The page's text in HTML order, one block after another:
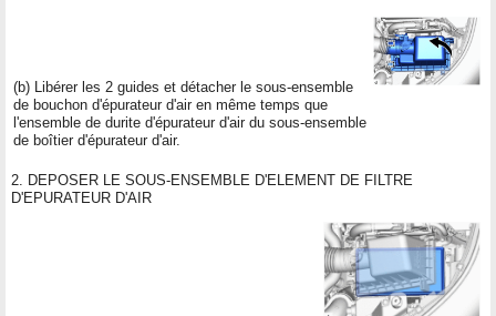
(b) Libérer les 2 guides et détacher le sous-ensemble
de bouchon d'épurateur d'air en même temps que
l'ensemble de durite d'épurateur d'air du sous-ensemble
de boîtier d'épurateur d'air.
2. DEPOSER LE SOUS-ENSEMBLE D'ELEMENT DE FILTRE
D'EPURATEUR D'AIR